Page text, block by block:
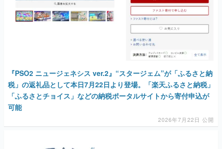
女性向け
電ファミニコゲーマーとは？
運営：株式会社マレ
『PSO2 ニュージェネシス ver.2』“スタージェム”が「ふるさと納
税」の返礼品として本日7月22日より登場。「楽天ふるさと納税」
「ふるさとチョイス」などの納税ポータルサイトから寄付申込が
可能
2026年7月22日 公開